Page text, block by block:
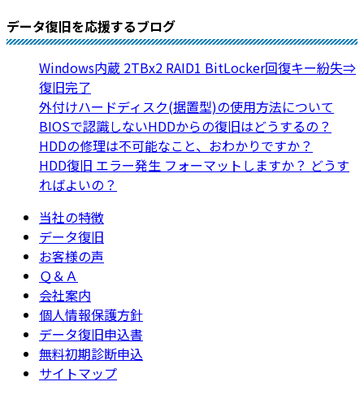
データ復旧を応援するブログ
Windows内蔵 2TBx2 RAID1 BitLocker回復キー紛失⇒
復旧完了
外付けハードディスク(据置型)の使用方法について
BIOSで認識しないHDDからの復旧はどうするの？
HDDの修理は不可能なこと、おわかりですか？
HDD復旧 エラー発生 フォーマットしますか？ どうす
ればよいの？
当社の特徴
データ復旧
お客様の声
Ｑ＆Ａ
会社案内
個人情報保護方針
データ復旧申込書
無料初期診断申込
サイトマップ